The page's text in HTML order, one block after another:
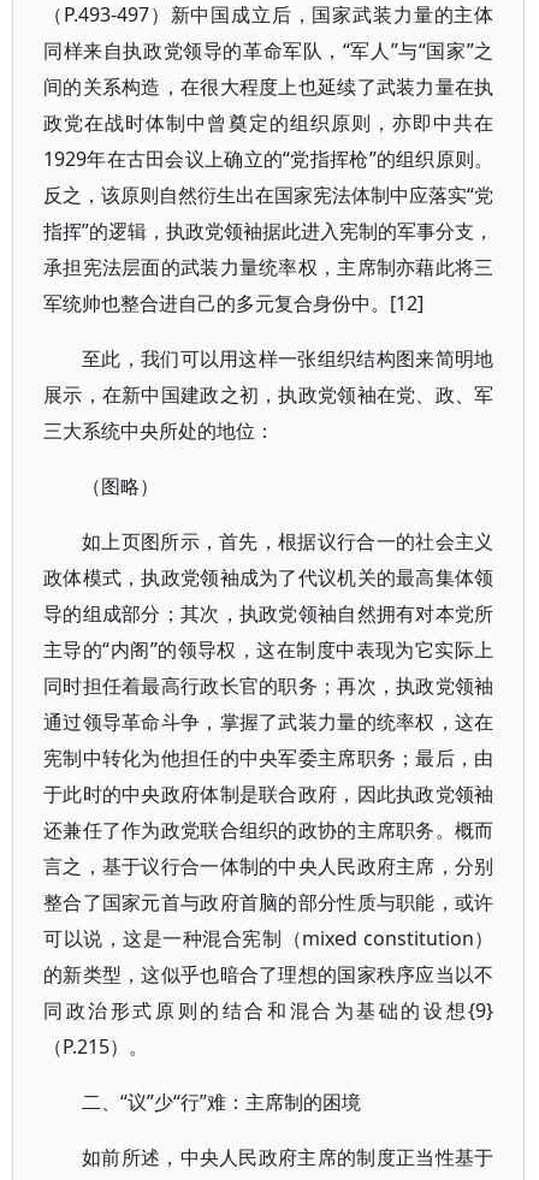
（P.493-497）新中国成立后，国家武装力量的主体
同样来自执政党领导的革命军队，“军人”与“国家”之
间的关系构造，在很大程度上也延续了武装力量在执
政党在战时体制中曾奠定的组织原则，亦即中共在
1929年在古田会议上确立的“党指挥枪”的组织原则。
反之，该原则自然衍生出在国家宪法体制中应落实“党
指挥”的逻辑，执政党领袖据此进入宪制的军事分支，
承担宪法层面的武装力量统率权，主席制亦藉此将三
军统帅也整合进自己的多元复合身份中。[12]
至此，我们可以用这样一张组织结构图来简明地
展示，在新中国建政之初，执政党领袖在党、政、军
三大系统中央所处的地位：
（图略）
如上页图所示，首先，根据议行合一的社会主义
政体模式，执政党领袖成为了代议机关的最高集体领
导的组成部分；其次，执政党领袖自然拥有对本党所
主导的“内阁”的领导权，这在制度中表现为它实际上
同时担任着最高行政长官的职务；再次，执政党领袖
通过领导革命斗争，掌握了武装力量的统率权，这在
宪制中转化为他担任的中央军委主席职务；最后，由
于此时的中央政府体制是联合政府，因此执政党领袖
还兼任了作为政党联合组织的政协的主席职务。概而
言之，基于议行合一体制的中央人民政府主席，分别
整合了国家元首与政府首脑的部分性质与职能，或许
可以说，这是一种混合宪制（mixed constitution）
的新类型，这似乎也暗合了理想的国家秩序应当以不
同政治形式原则的结合和混合为基础的设想{9}
（P.215）。
二、“议”少“行”难：主席制的困境
如前所述，中央人民政府主席的制度正当性基于